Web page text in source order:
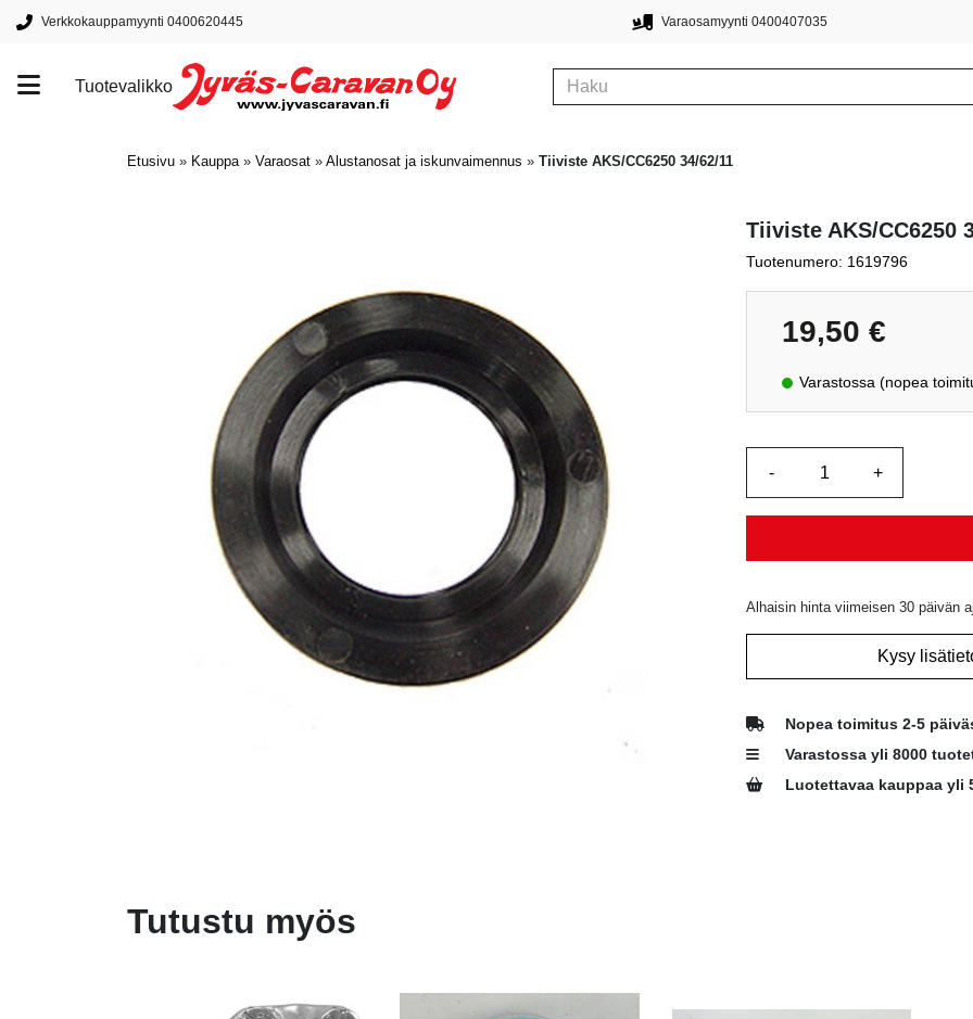
Verkkokauppamyynti 0400620445 Varaosamyynti 0400407035
Tuotevalikko
Etusivu » Kauppa» Varaosat » Alustanosat ja iskunvaimennus » Tiiviste AKS/CC6250 34/62/11
Tiiviste AKS/CC6250
Tuotenumero: 1619796
19,50 €
Varastossa (nopea
Alhaisin hinta viimeisen 30 päivän
Kysy
Nopea toimitus 2-5
Varastossa yli 8000
Luotettavaa kauppaa yli
Tutustu myös